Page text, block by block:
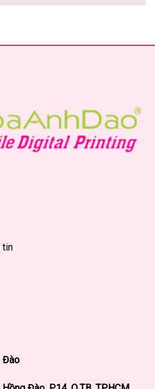
tin
Đào